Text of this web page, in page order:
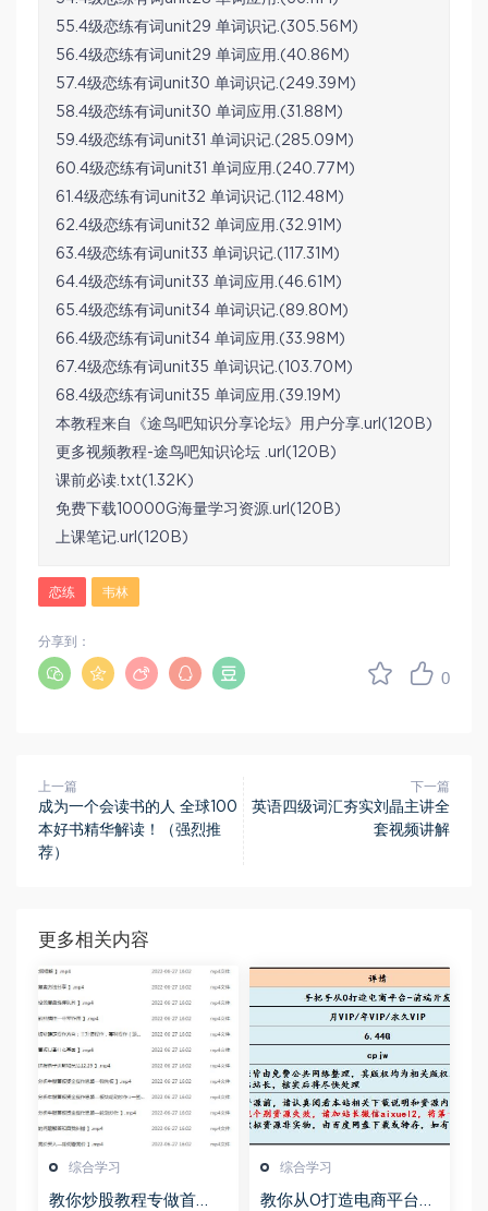
55.4级恋练有词unit29 单词识记.(305.56M)
56.4级恋练有词unit29 单词应用.(40.86M)
57.4级恋练有词unit30 单词识记.(249.39M)
58.4级恋练有词unit30 单词应用.(31.88M)
59.4级恋练有词unit31 单词识记.(285.09M)
60.4级恋练有词unit31 单词应用.(240.77M)
61.4级恋练有词unit32 单词识记.(112.48M)
62.4级恋练有词unit32 单词应用.(32.91M)
63.4级恋练有词unit33 单词识记.(117.31M)
64.4级恋练有词unit33 单词应用.(46.61M)
65.4级恋练有词unit34 单词识记.(89.80M)
66.4级恋练有词unit34 单词应用.(33.98M)
67.4级恋练有词unit35 单词识记.(103.70M)
68.4级恋练有词unit35 单词应用.(39.19M)
本教程来自《途鸟吧知识分享论坛》用户分享.url(120B)
更多视频教程-途鸟吧知识论坛 .url(120B)
课前必读.txt(1.32K)
免费下载10000G海量学习资源.url(120B)
上课笔记.url(120B)
恋练 韦林
0
分享到：
上一篇
成为一个会读书的人 全球100
本好书精华解读！（强烈推
荐）
下一篇
英语四级词汇夯实刘晶主讲全
套视频讲解
更多相关内容
综合学习
教你炒股教程专做首
综合学习
教你从0打造电商平台前